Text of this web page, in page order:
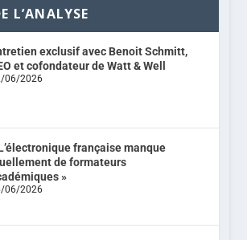
L’ANALYSE
exclusif avec Benoit Schmitt,
et cofondateur de Watt & Well
06/2026
française manque
de formateurs
»
06/2026